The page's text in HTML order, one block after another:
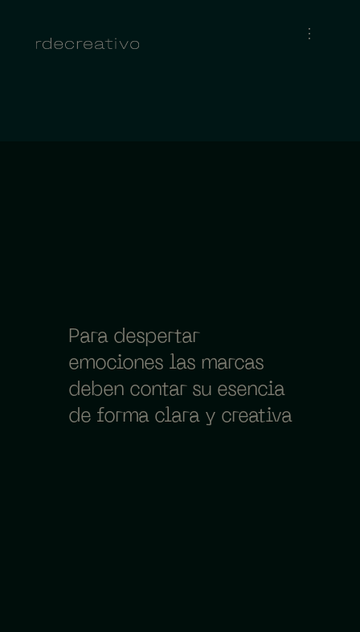
Para despertar
emociones las marcas
deben contar su esencia
de forma clara y creativa